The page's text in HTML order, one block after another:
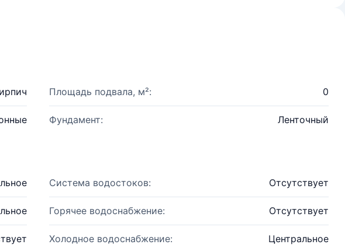
Площадь подвала, м²: 0
Фундамент: Ленточный
Система водостоков: Отсутствует
Горячее водоснабжение: Отсутствует
Холодное водоснабжение: Центральное